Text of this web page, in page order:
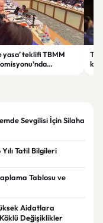
yasa’ teklifi TBMM
Sevgilisi İçin Silaha
Tatil Bilgileri
Tablosu ve
Aidatlara
Değişiklikler